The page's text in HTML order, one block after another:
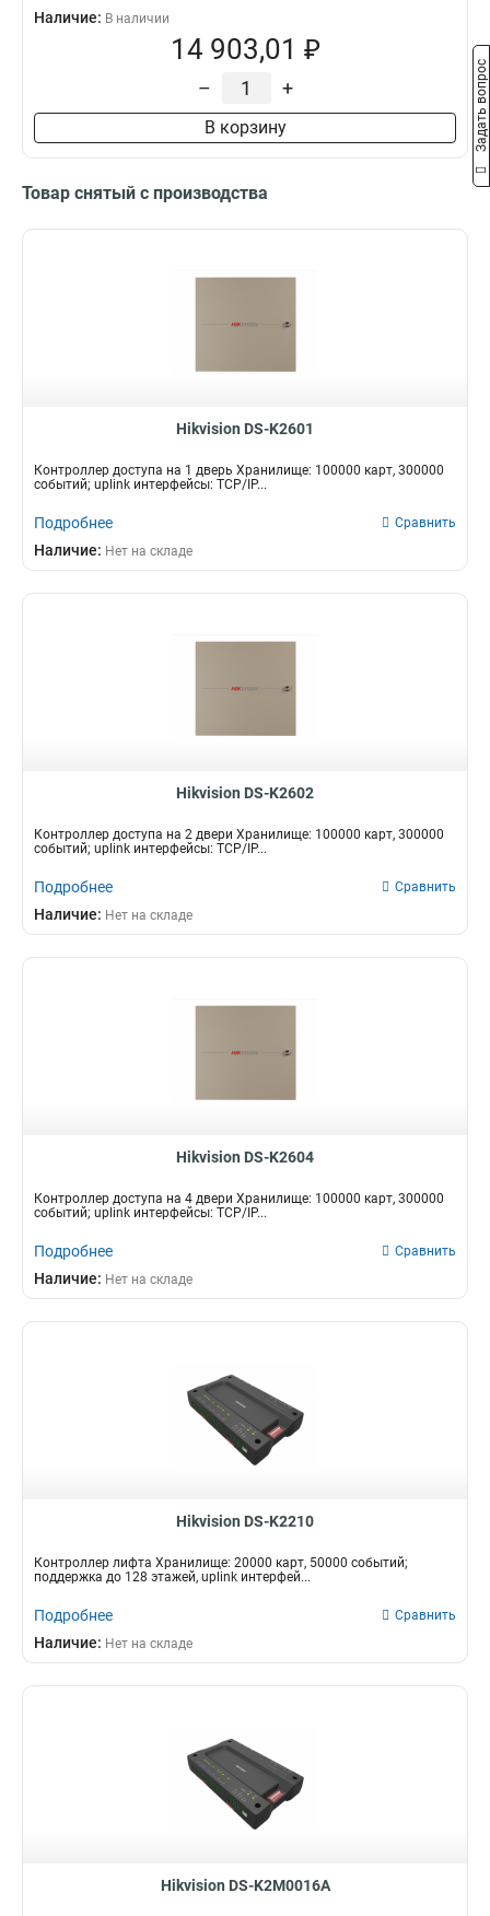
Наличие: В наличии
14 903,01 ₽
– +
В корзину
Товар снятый с производства
Hikvision DS-K2601
Контроллер доступа на 1 дверь Хранилище: 100000 карт, 300000
событий; uplink интерфейсы: TCP/IP...
Подробнее Сравнить
Наличие: Нет на складе
Hikvision DS-K2602
Контроллер доступа на 2 двери Хранилище: 100000 карт, 300000
событий; uplink интерфейсы: TCP/IP...
Подробнее Сравнить
Наличие: Нет на складе
Hikvision DS-K2604
Контроллер доступа на 4 двери Хранилище: 100000 карт, 300000
событий; uplink интерфейсы: TCP/IP...
Подробнее Сравнить
Наличие: Нет на складе
Hikvision DS-K2210
Контроллер лифта Хранилище: 20000 карт, 50000 событий;
поддержка до 128 этажей, uplink интерфей...
Подробнее Сравнить
Наличие: Нет на складе
Hikvision DS-K2M0016A
Задать вопрос